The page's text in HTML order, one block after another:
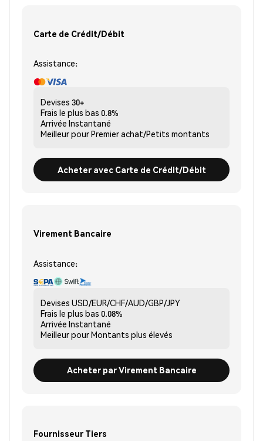
Carte de Crédit/Débit
Assistance:
Devises 30+
Frais le plus bas 0.8%
Arrivée Instantané
Meilleur pourPremier achat/Petits montants
Acheter avec Carte de Crédit/Débit
Virement Bancaire
Assistance:
Devises USD/EUR/CHF/AUD/GBP/JPY
Frais le plus bas 0.08%
Arrivée Instantané
Meilleur pourMontants plus élevés
Acheter par Virement Bancaire
Fournisseur Tiers